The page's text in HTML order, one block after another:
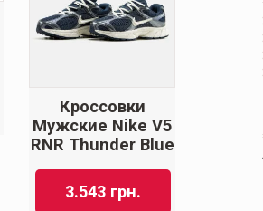
Кроссовки
Мужские Nike V5
RNR Thunder Blue
3.543 грн.